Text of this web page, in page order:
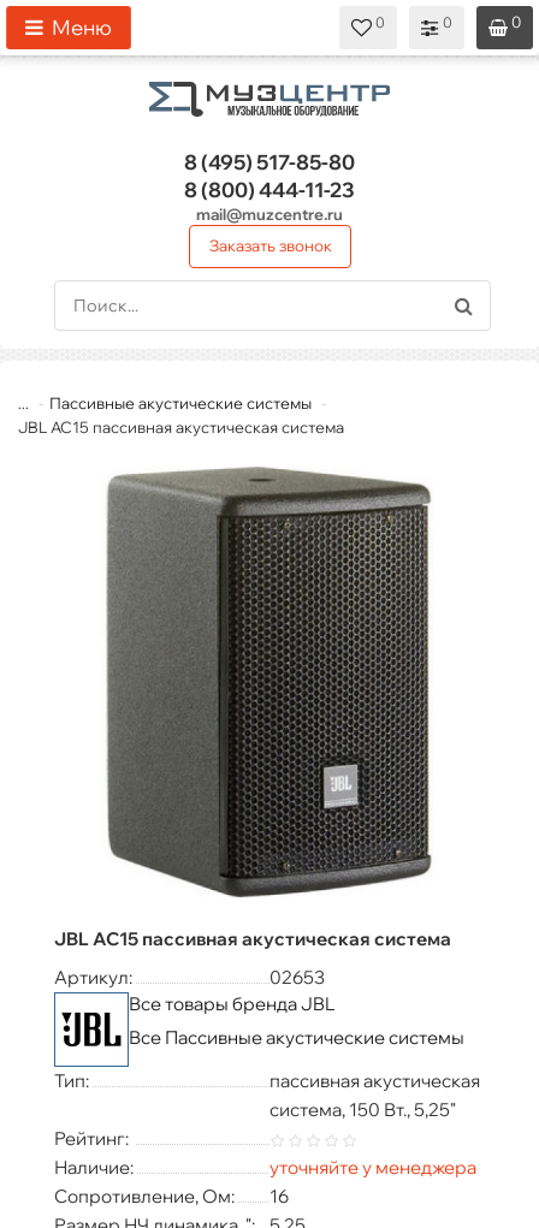
0
0
0
Меню
8 (495)517-85-80
8 (800)444-11-23
mail@muzcentre.ru
Заказать звонок
...
Пассивные акустические системы
JBL AC15 пассивная акустическая система
JBL AC15 пассивная акустическая система
Артикул:
02653
Все товары бренда JBL
Все Пассивные акустические системы
Тип:
пассивная акустическая
система, 150 Вт., 5,25"
Рейтинг:
Наличие:
уточняйте у менеджера
Сопротивление, Ом:
16